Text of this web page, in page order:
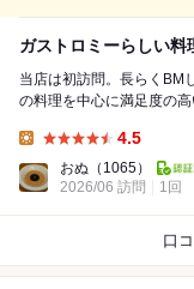
ガストロミーらしい料
当店は初訪問。長らくBM
の料理を中心に満足度の
4.5
おぬ （1065）
2026/06 訪問
1回
口